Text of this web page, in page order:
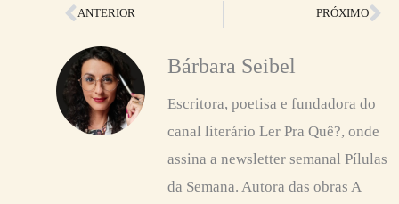
Anterior
ANTERIOR PRÓXIMO
Bárbara Seibel
Escritora, poetisa e fundadora do
canal literário Ler Pra Quê?, onde
assina a newsletter semanal Pílulas
da Semana. Autora das obras A